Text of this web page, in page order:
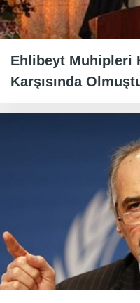
Ehlibeyt Muhipleri
Karşısında